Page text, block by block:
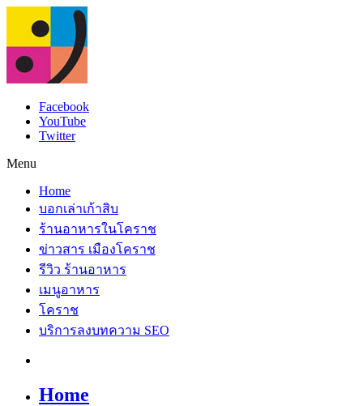
Facebook
YouTube
Twitter
Menu
Home
บอกเล่าเก้าสิบ
ร้านอาหารในโคราช
ข่าวสาร เมืองโคราช
รีวิว ร้านอาหาร
เมนูอาหาร
โคราช
บริการลงบทความ SEO
Home